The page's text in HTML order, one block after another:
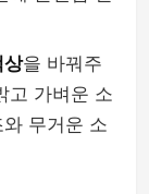
상을 바꿔주
고 가벼운 소
무거운 소